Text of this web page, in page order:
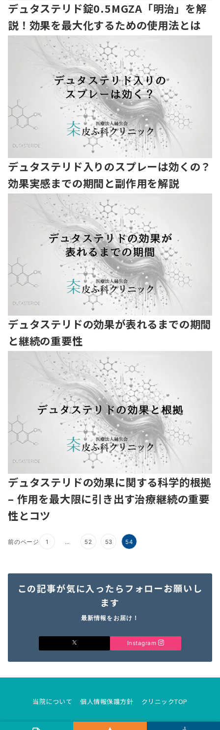
デュタステリド錠0.5MGZA「明治」を解
説！効果を最大化するための使用法とは
デュタステリド入りのスプレーは効くの？
効果実感までの期間と副作用を解説
デュタステリドの効果が表れるまでの期間
と継続の重要性
デュタステリドの効果に関する科学的根拠
– 作用を最大限に引き出す治療継続の重要
性とコツ
前のページ 1 … 52 53 54
この記事が気に入ったらフォローお願いし
ます
最新情報をお届け！
Instagram
当院について 個人情報保護方針 クリニックTOP